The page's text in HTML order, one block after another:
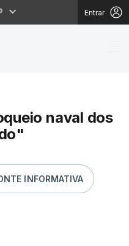
Entrar
que
naval dos
INFORMATIVA